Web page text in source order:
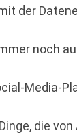
der
noch
Media-
die